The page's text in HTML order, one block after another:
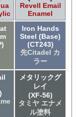
Revell Email
Enamel
Iron Hands
Steel (Base)
(CT243)
先Citadel カ
ラー
メタリックグ
レイ
(XF-56)
タミヤ エナメ
ル塗料